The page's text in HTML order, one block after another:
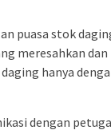
puasa stok
meresahkan
hanya
dengan